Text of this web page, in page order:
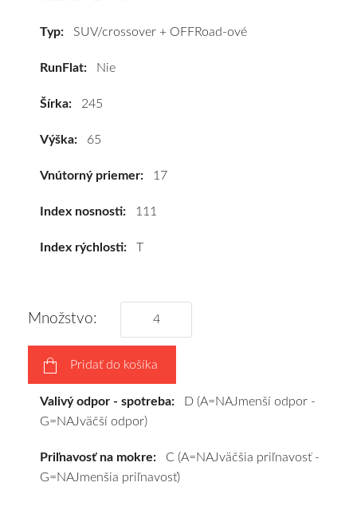
R17
cenu
k
podľa
vášho
výberu
a
pošleme
Typ: SUV/crossover + OFFRoad-ové
RunFlat: Nie
Šírka: 245
Výška: 65
Vnútorný priemer: 17
Index nosnosti: 111
Index rýchlosti: T
Množstvo:
Pridať do košíka
Valivý odpor - spotreba: D (A=NAJmenší odpor -
G=NAJväčší odpor)
Priľnavosť na mokre: C (A=NAJväčšia priľnavosť -
G=NAJmenšia priľnavosť)